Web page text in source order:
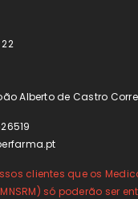
Alberto de Castro
clientes que os
só poderão ser